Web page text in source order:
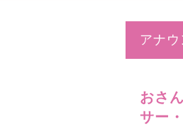
アナ
おさ
サー